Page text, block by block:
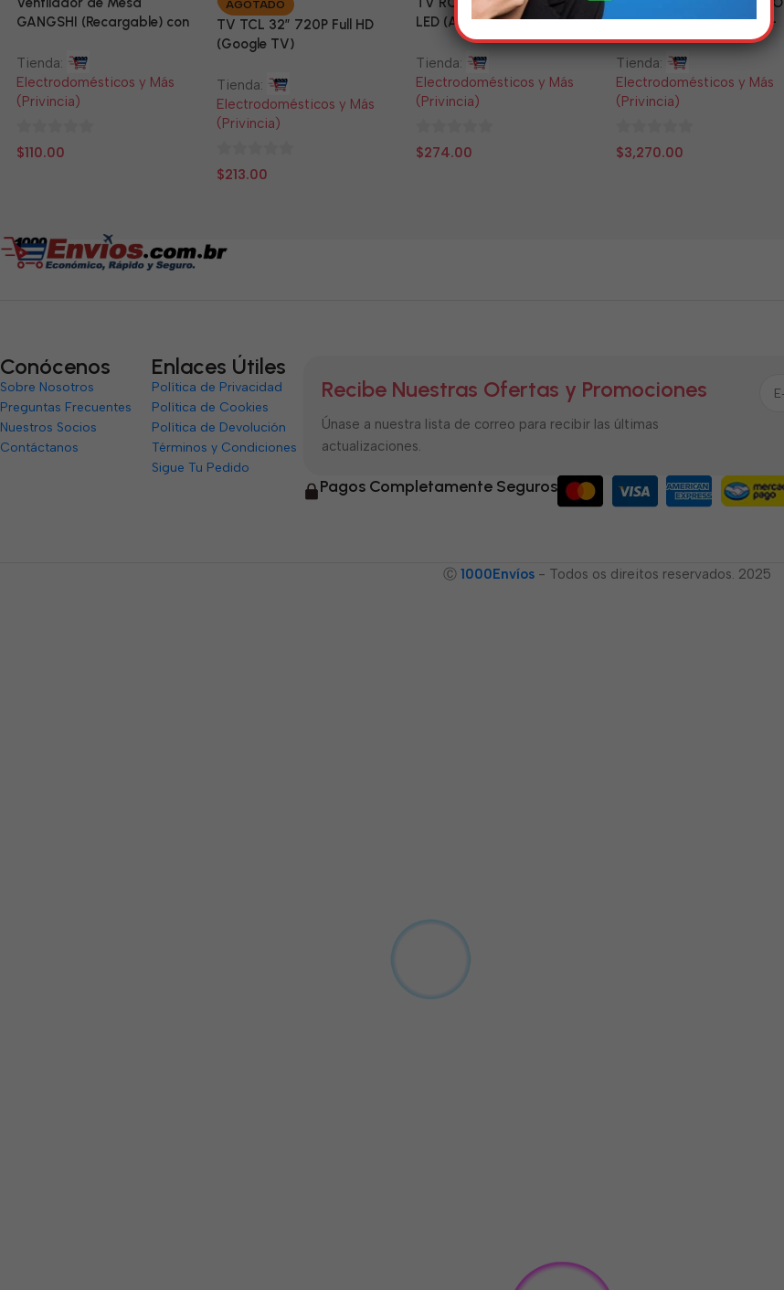
GANGSHI (Recargable) con
Tienda:
Electrodomésticos y Más
(Privincia)
0
$110.00
AGOTADO
TV TCL 32” 720P Full HD
(Google TV)
Tienda:
Electrodomésticos y Más
(Privincia)
0
$213.00
LED (Android Smart TV)
Tienda:
Electrodomésticos y Más
(Privincia)
0
$274.00
ZJ150-R) 60V/45~52AH-
1200W
Tienda:
Electrodomésticos y Más
(Privincia)
0
$3,270.00
Conócenos
Sobre Nosotros
Preguntas Frecuentes
Nuestros Socios
Contáctanos
Enlaces Útiles
Política de Privacidad
Política de Cookies
Política de Devolución
Términos y Condiciones
Sigue Tu Pedido
Recibe Nuestras Ofertas y Promociones
Únase a nuestra lista de correo para recibir las últimas
actualizaciones.
Pagos Completamente Seguros
Ⓒ 1000Envíos - Todos os direitos reservados. 2025